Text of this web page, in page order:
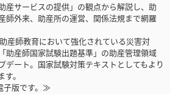
産サービスの提供」の観点から解説し、助
師外来、助産所の運営、関係法規まで網羅
産師教育において強化されている災害対
助産師国家試験出題基準」の助産管理領域
デート。国家試験対策テキストとしてもより
。
子版です。≫